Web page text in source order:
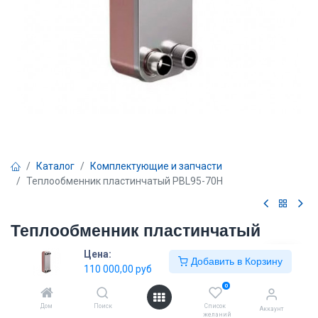
Цена:
110 000,00 руб
Добавить в Корзину
Дом Поиск
0
Список
желаний
Аккаунт
Каталог
Комплектующие и запчасти
Теплообменник пластинчатый PBL95-70H
Теплообменник пластинчатый
PBL95-70H